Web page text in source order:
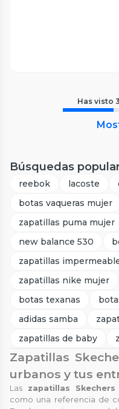
Has visto
Búsquedas
reebok lacoste
botas vaqueras mujer
zapatillas puma mujer
new balance 530
zapatillas
zapatillas nike mujer
botas texanas
adidas samba
zapatillas de baby
Zapatillas
urbanos y tus
Las zapatillas
como una referencia de